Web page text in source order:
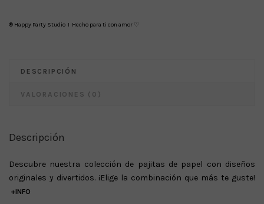
® Happy Party Studio I Hecho para ti con amor ♡
DESCRIPCIÓN
VALORACIONES (0)
Descripción
Descubre nuestra colección de pajitas de papel con diseños
originales y divertidos. ¡Elige la combinación que más te guste!
+INFO